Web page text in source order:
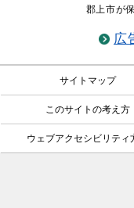
郡上市が
広
サイトマップ
このサイトの考え方
ウェブアクセシビリティ